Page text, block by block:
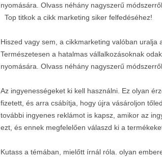
nyomására. Olvass néhány nagyszerű
Top titkok a cikk marketing siker felfedéséhez!
Hiszed vagy sem, a cikkmarketing valóban uralja
Természetesen a hatalmas vállalkozásoknak
nyomására. Olvass néhány nagyszerű
Az ingyenességeket ki kell használni. Ez olyan
fizetett, és arra csábítja, hogy újra vásároljon
további ingyenes reklámot is kapsz, amikor az
ezt, és ennek megfelelően válaszd ki a
Kutass a témában, mielőtt írnál róla. olyan